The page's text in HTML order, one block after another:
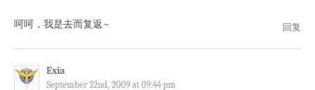
呵呵，我是去而复返~ 回复
Exia
September 22nd, 2009 at 09:44 pm